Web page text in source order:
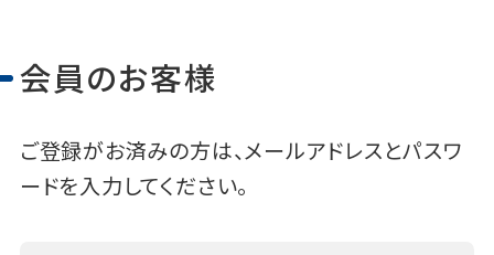
会員のお客様
ご登録がお済みの方は、メールアドレスとパスワ
ードを入力してください。